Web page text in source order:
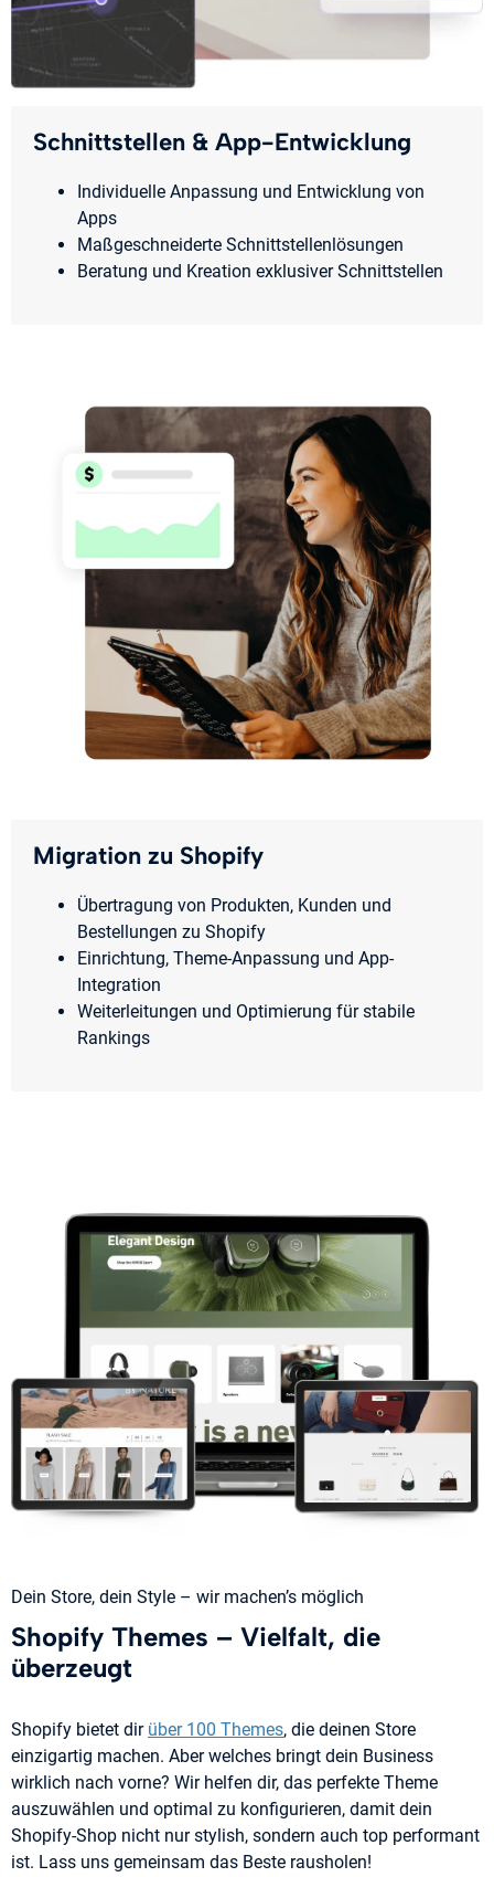
Schnittstellen & App-Entwicklung
Individuelle Anpassung und Entwicklung von
Apps
Maßgeschneiderte Schnittstellenlösungen
Beratung und Kreation exklusiver Schnittstellen
Migration zu Shopify
Übertragung von Produkten, Kunden und
Bestellungen zu Shopify
Einrichtung, Theme-Anpassung und App-
Integration
Weiterleitungen und Optimierung für stabile
Rankings
Dein Store, dein Style – wir machen’s möglich
Shopify Themes – Vielfalt, die
überzeugt
Shopify bietet dir über 100 Themes, die deinen Store
einzigartig machen. Aber welches bringt dein Business
wirklich nach vorne? Wir helfen dir, das perfekte Theme
auszuwählen und optimal zu konfigurieren, damit dein
Shopify-Shop nicht nur stylish, sondern auch top performant
ist. Lass uns gemeinsam das Beste rausholen!